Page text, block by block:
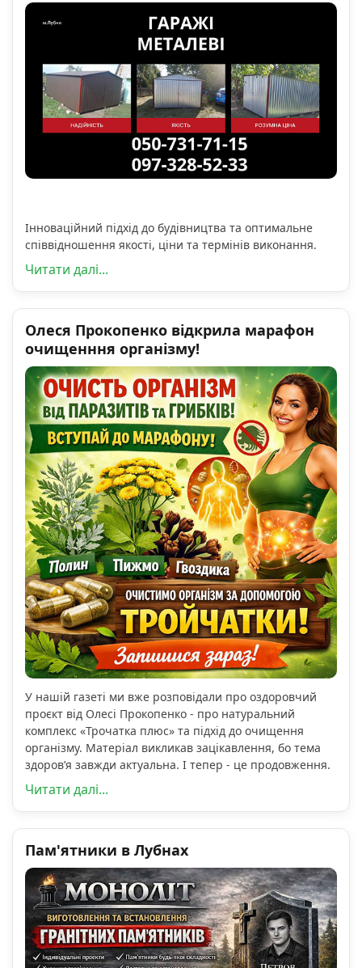
Інноваційний підхід до будівництва та оптимальне
співвідношення якості, ціни та термінів виконання.
Читати далі...
Олеся Прокопенко відкрила марафон
очищенння організму!
У нашій газеті ми вже розповідали про оздоровчий
проєкт від Олесі Прокопенко - про натуральний
комплекс «Трочатка плюс» та підхід до очищення
організму. Матеріал викликав зацікавлення, бо тема
здоров’я завжди актуальна. І тепер - це продовження.
Читати далі...
Пам'ятники в Лубнах